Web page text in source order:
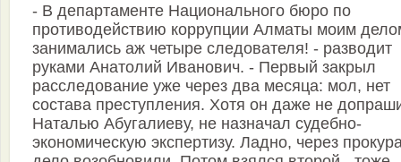
- В департаменте Национального бюро по
противодействию коррупции Алматы моим
занимались аж четыре следователя! - разводит
руками Анатолий Иванович. - Первый закрыл
расследование уже через два месяца: мол, нет
состава преступления. Хотя он даже не
Наталью Абугалиеву, не назначал судебно-
экономическую экспертизу. Ладно, через